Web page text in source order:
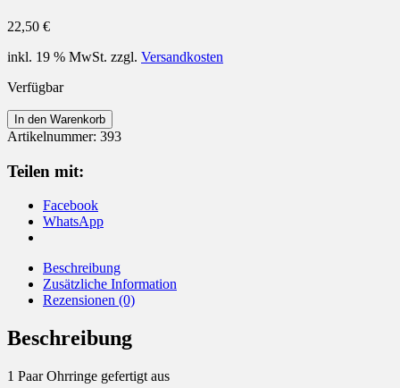
22,50 €
inkl. 19 % MwSt. zzgl. Versandkosten
Verfügbar
Ohrringe
925
Silber
Baum
Lebens
Menge
In den Warenkorb
Artikelnummer: 393
Teilen mit:
Facebook
WhatsApp
Beschreibung
Zusätzliche Information
Rezensionen (0)
Beschreibung
1 Paar Ohrringe gefertigt aus